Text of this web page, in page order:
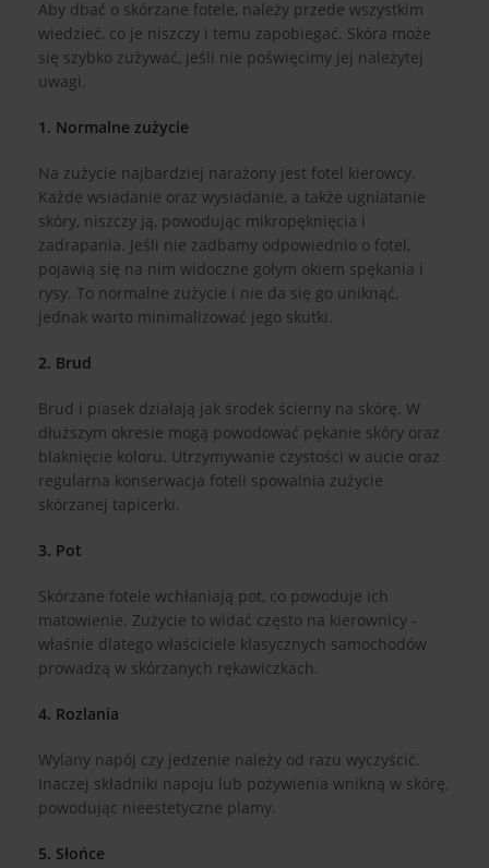
Aby dbać o skórzane fotele, należy przede wszystkim
wiedzieć, co je niszczy i temu zapobiegać. Skóra może
się szybko zużywać, jeśli nie poświęcimy jej należytej
uwagi.
1. Normalne zużycie
Na zużycie najbardziej narażony jest fotel kierowcy.
Każde wsiadanie oraz wysiadanie, a także ugniatanie
skóry, niszczy ją, powodując mikropęknięcia i
zadrapania. Jeśli nie zadbamy odpowiednio o fotel,
pojawią się na nim widoczne gołym okiem spękania i
rysy. To normalne zużycie i nie da się go uniknąć,
jednak warto minimalizować jego skutki.
2. Brud
Brud i piasek działają jak środek ścierny na skórę. W
dłuższym okresie mogą powodować pękanie skóry oraz
blaknięcie koloru. Utrzymywanie czystości w aucie oraz
regularna konserwacja foteli spowalnia zużycie
skórzanej tapicerki.
3. Pot
Skórzane fotele wchłaniają pot, co powoduje ich
matowienie. Zużycie to widać często na kierownicy -
właśnie dlatego właściciele klasycznych samochodów
prowadzą w skórzanych rękawiczkach.
4. Rozlania
Wylany napój czy jedzenie należy od razu wyczyścić.
Inaczej składniki napoju lub pożywienia wnikną w skórę,
powodując nieestetyczne plamy.
5. Słońce